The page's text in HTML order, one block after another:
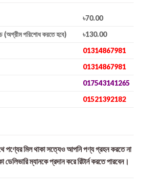
৳70.00
(অগ্রীম পরিশোধ করতে হবে)
৳130.00
01314867981
01314867981
017543141265
01521392182
পণ্যের মিল থাকা সত্যেও আপনি পণ্য গ্রহন করতে না
ডেলিভারি ম্যানকে প্রদান করে রিটার্ন করতে পারবেন।